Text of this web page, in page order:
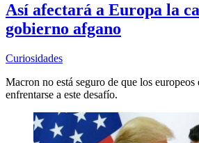
Así afectará a Europa la
gobierno afgano
Curiosidades
Macron no está seguro de que los europeos
enfrentarse a este desafío.